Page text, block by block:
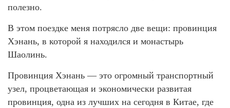
полезно.
В этом поездке меня потрясло две вещи: провинция
Хэнань, в которой я находился и монастырь
Шаолинь.
Провинция Хэнань — это огромный транспортный
узел, процветающая и экономически развитая
провинция, одна из лучших на сегодня в Китае, где